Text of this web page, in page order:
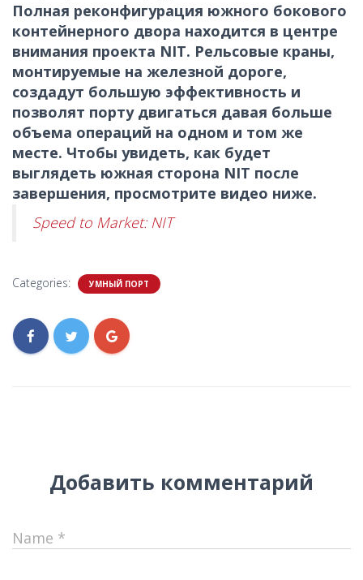
Полная реконфигурация южного бокового
контейнерного двора находится в центре
внимания проекта NIT. Рельсовые краны,
монтируемые на железной дороге,
создадут большую эффективность и
позволят порту двигаться давая больше
объема операций на одном и том же
месте. Чтобы увидеть, как будет
выглядеть южная сторона NIT после
завершения, просмотрите видео ниже.
Speed to Market: NIT
Categories: УМНЫЙ ПОРТ
Добавить комментарий
Name *